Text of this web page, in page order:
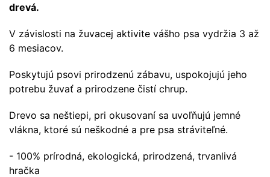
drevá.
V závislosti na žuvacej aktivite vášho psa vydržia 3 až
6 mesiacov.
Poskytujú psovi prirodzenú zábavu, uspokojujú jeho
potrebu žuvať a prirodzene čistí chrup.
Drevo sa neštiepi, pri okusovaní sa uvoľňujú jemné
vlákna, ktoré sú neškodné a pre psa stráviteľné.
- 100% prírodná, ekologická, prirodzená, trvanlivá
hračka